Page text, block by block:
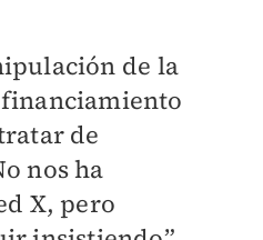
de la
de
nos ha
X, pero